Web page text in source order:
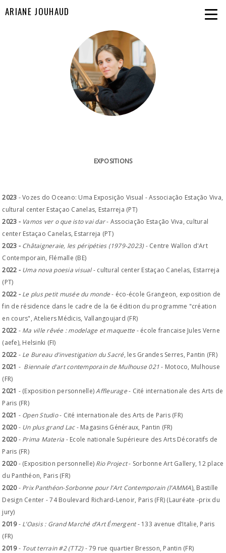
ARIANE JOUHAUD
EXPOSITIONS
2023 - Vozes do Oceano: Uma Exposição Visual - Associação Estação Viva,
cultural center Estaçao Canelas, Estarreja (PT)
2023 - Vamos ver o que isto vai dar- Associação Estação Viva, cultural
center Estaçao Canelas, Estarreja (PT)
2023 - Châtaigneraie, les péripéties (1979-2023)- Centre Wallon d'Art
Contemporain, Flémalle (BE)
2022 - Uma nova poesia visual- cultural center Estaçao Canelas, Estarreja
(PT)
2022 - Le plus petit musée du monde- éco-école Grangeon, exposition de
fin de résidence dans le cadre de la 6e édition du programme "création
en cours", Ateliers Médicis, Vallangoujard (FR)
2022 - Ma ville rêvée : modelage et maquette - école francaise Jules Verne
(aefe), Helsinki (FI)
2022 - Le Bureau d'investigation du Sacré, les Grandes Serres, Pantin (FR)
2021 - Biennale d'art contemporain de Mulhouse 021- Motoco, Mulhouse
(FR)
2021 - (Exposition personnelle)Affleurage- Cité internationale des Arts de
Paris (FR)
2021 - Open Studio- Cité internationale des Arts de Paris (FR)
2020- Un plus grand Lac- Magasins Généraux, Pantin (FR)
2020- Prima Materia - Ecole nationale Supérieure des Arts Décoratifs de
Paris (FR)
2020- (Exposition personnelle) Rio Project- Sorbonne Art Gallery, 12 place
du Panthéon, Paris (FR)
2020- Prix Panthéon-Sorbonne pour l’Art Contemporain (l’AMMA), Bastille
Design Center - 74 Boulevard Richard-Lenoir, Paris (FR) (Lauréate -prix du
jury)
2019-L’Oasis : Grand Marché d’Art Émergent- 133 avenue d’Italie, Paris
(FR)
2019- Tout terrain #2 (TT2)- 79 rue quartier Bresson, Pantin (FR)